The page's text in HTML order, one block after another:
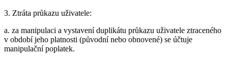
3. Ztráta průkazu uživatele:
a. za manipulaci a vystavení duplikátu průkazu uživatele ztraceného
v období jeho platnosti (původní nebo obnovené) se účtuje
manipulační poplatek.